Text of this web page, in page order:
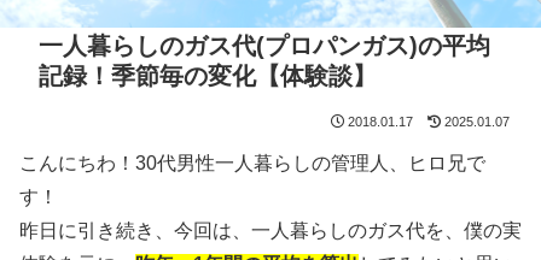
一人暮らしのガス代(プロパンガス)の平均
記録！季節毎の変化【体験談】
2018.01.17 2025.01.07
こんにちわ！30代男性一人暮らしの管理人、ヒロ兄で
す！
昨日に引き続き、今回は、一人暮らしのガス代を、僕の実